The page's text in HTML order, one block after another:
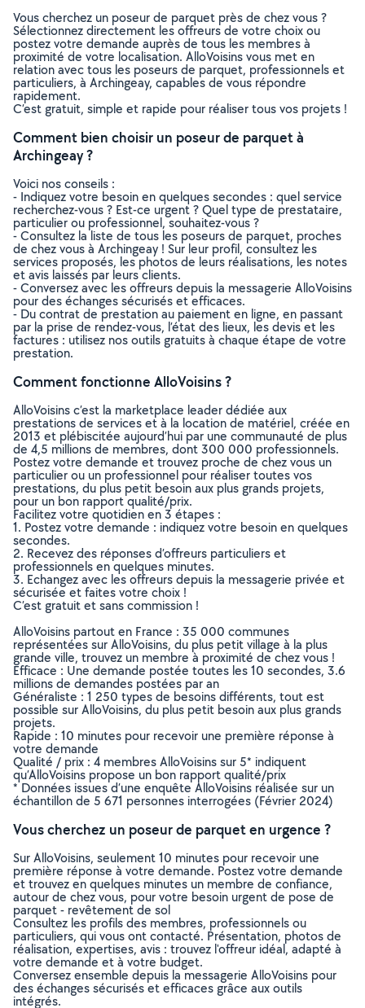
Vous cherchez un poseur de parquet près de chez vous ?
Sélectionnez directement les offreurs de votre choix ou
postez votre demande auprès de tous les membres à
proximité de votre localisation. AlloVoisins vous met en
relation avec tous les poseurs de parquet, professionnels et
particuliers, à Archingeay, capables de vous répondre
rapidement.
C’est gratuit, simple et rapide pour réaliser tous vos projets !
Comment bien choisir un poseur de parquet à
Archingeay ?
Voici nos conseils :
- Indiquez votre besoin en quelques secondes : quel service
recherchez-vous ? Est-ce urgent ? Quel type de prestataire,
particulier ou professionnel, souhaitez-vous ?
- Consultez la liste de tous les poseurs de parquet, proches
de chez vous à Archingeay ! Sur leur profil, consultez les
services proposés, les photos de leurs réalisations, les notes
et avis laissés par leurs clients.
- Conversez avec les offreurs depuis la messagerie AlloVoisins
pour des échanges sécurisés et efficaces.
- Du contrat de prestation au paiement en ligne, en passant
par la prise de rendez-vous, l’état des lieux, les devis et les
factures : utilisez nos outils gratuits à chaque étape de votre
prestation.
Comment fonctionne AlloVoisins ?
AlloVoisins c’est la marketplace leader dédiée aux
prestations de services et à la location de matériel, créée en
2013 et plébiscitée aujourd’hui par une communauté de plus
de 4,5 millions de membres, dont 300 000 professionnels.
Postez votre demande et trouvez proche de chez vous un
particulier ou un professionnel pour réaliser toutes vos
prestations, du plus petit besoin aux plus grands projets,
pour un bon rapport qualité/prix.
Facilitez votre quotidien en 3 étapes :
1. Postez votre demande : indiquez votre besoin en quelques
secondes.
2. Recevez des réponses d’offreurs particuliers et
professionnels en quelques minutes.
3. Echangez avec les offreurs depuis la messagerie privée et
sécurisée et faites votre choix !
C’est gratuit et sans commission !
AlloVoisins partout en France : 35 000 communes
représentées sur AlloVoisins, du plus petit village à la plus
grande ville, trouvez un membre à proximité de chez vous !
Efficace : Une demande postée toutes les 10 secondes, 3.6
millions de demandes postées par an
Généraliste : 1 250 types de besoins différents, tout est
possible sur AlloVoisins, du plus petit besoin aux plus grands
projets.
Rapide : 10 minutes pour recevoir une première réponse à
votre demande
Qualité / prix : 4 membres AlloVoisins sur 5* indiquent
qu’AlloVoisins propose un bon rapport qualité/prix
* Données issues d’une enquête AlloVoisins réalisée sur un
échantillon de 5 671 personnes interrogées (Février 2024)
Vous cherchez un poseur de parquet en urgence ?
Sur AlloVoisins, seulement 10 minutes pour recevoir une
première réponse à votre demande. Postez votre demande
et trouvez en quelques minutes un membre de confiance,
autour de chez vous, pour votre besoin urgent de pose de
parquet - revêtement de sol
Consultez les profils des membres, professionnels ou
particuliers, qui vous ont contacté. Présentation, photos de
réalisation, expertises, avis : trouvez l'offreur idéal, adapté à
votre demande et à votre budget.
Conversez ensemble depuis la messagerie AlloVoisins pour
des échanges sécurisés et efficaces grâce aux outils
intégrés.